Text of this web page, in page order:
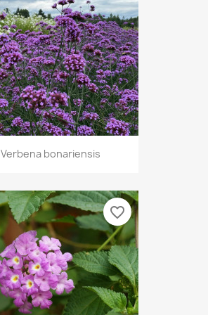
Verbena bonariensis
favorite_border